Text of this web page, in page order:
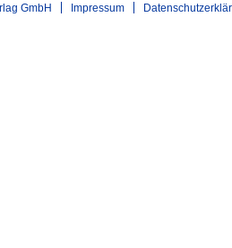
GmbH Impressum